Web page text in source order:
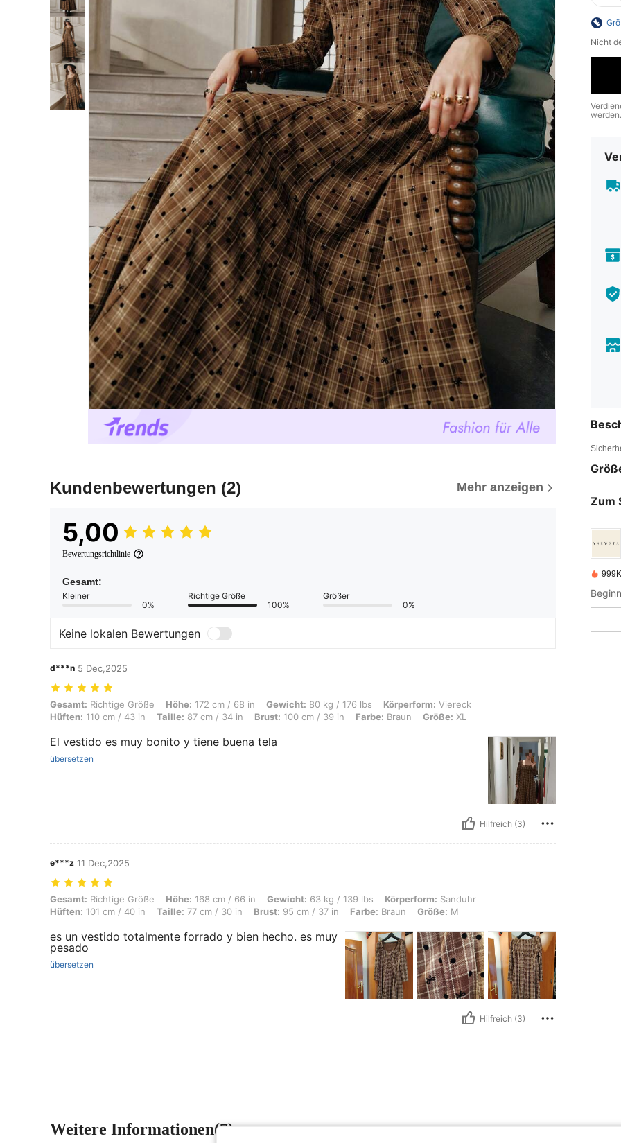
Kundenbewertungen (2) Mehr anzeigen
5,00
Bewertungsrichtlinie
Gesamt:
Kleiner
0%
Richtige Größe
100%
Größer
0%
Keine lokalen Bewertungen
d***n 5 Dec,2025
Gesamt: Richtige Größe, Höhe: 172 cm / 68 in, Gewicht: 80 kg / 176 lbs, Körperform: Viereck, Hüften: 110 cm / 43 in, Taille: 87 cm / 34 in, Brust: 100
Gesamt: Richtige Größe Höhe: 172 cm / 68 in Gewicht: 80 kg / 176 lbs Körperform: Viereck
Hüften: 110 cm / 43 in Taille: 87 cm / 34 in Brust: 100 cm / 39 in Farbe: Braun Größe: XL
El vestido es muy bonito y tiene buena tela
übersetzen
Hilfreich (3)
e***z 11 Dec,2025
Gesamt: Richtige Größe, Höhe: 168 cm / 66 in, Gewicht: 63 kg / 139 lbs, Körperform: Sanduhr, Hüften: 101 cm / 40 in, Taille: 77 cm / 30 in, Brust: 95
Gesamt: Richtige Größe Höhe: 168 cm / 66 in Gewicht: 63 kg / 139 lbs Körperform: Sanduhr
Hüften: 101 cm / 40 in Taille: 77 cm / 30 in Brust: 95 cm / 37 in Farbe: Braun Größe: M
es un vestido totalmente forrado y bien hecho. es muy
pesado
übersetzen
Hilfreich (3)
Nicht
werden.
Zum
Weitere Informationen(7)